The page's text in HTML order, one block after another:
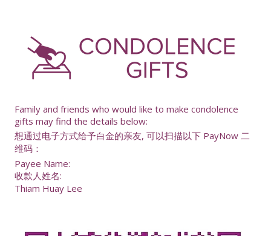
Family and friends who would like to make condolence
gifts may find the details below:
想通过电子方式给予白金的亲友, 可以扫描以下 PayNow 二
维码：
Payee Name:
收款人姓名:
Thiam Huay Lee